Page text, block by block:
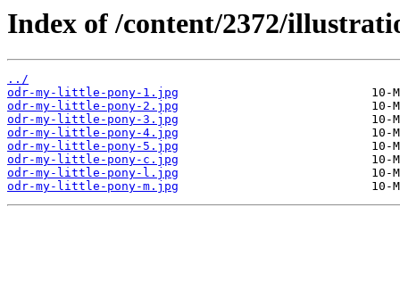
Index of /content/2372/
../
odr-my-little-pony-1.jpg
odr-my-little-pony-2.jpg
odr-my-little-pony-3.jpg
odr-my-little-pony-4.jpg
odr-my-little-pony-5.jpg
odr-my-little-pony-c.jpg
odr-my-little-pony-l.jpg
odr-my-little-pony-m.jpg